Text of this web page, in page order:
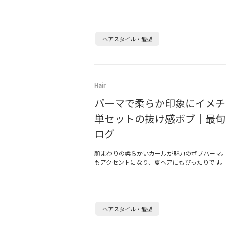
ヘアスタイル・髪型
Hair
パーマで柔らか印象にイメ
単セットの抜け感ボブ｜最
ログ
顔まわりの柔らかいカールが魅力のボブパーマ
もアクセントになり、夏ヘアにもぴったりです。
ヘアスタイル・髪型